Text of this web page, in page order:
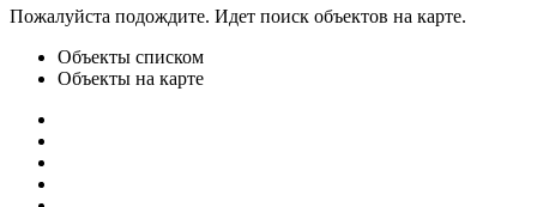
Пожалуйста подождите. Идет поиск объектов на карте.
Объекты списком
Объекты на карте